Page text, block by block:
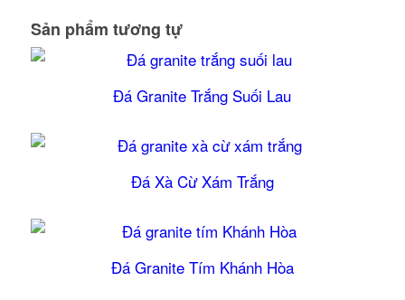
Sản phẩm tương tự
Đá Granite Trắng Suối Lau
Đá Xà Cừ Xám Trắng
Đá Granite Tím Khánh Hòa